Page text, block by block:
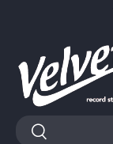
Zoeken
Zoeken